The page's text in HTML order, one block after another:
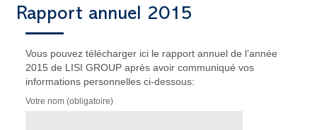
Rapport annuel 2015
Vous pouvez télécharger ici le rapport annuel de l’année
2015 de LISI GROUP après avoir communiqué vos
informations personnelles ci-dessous:
Votre nom (obligatoire)